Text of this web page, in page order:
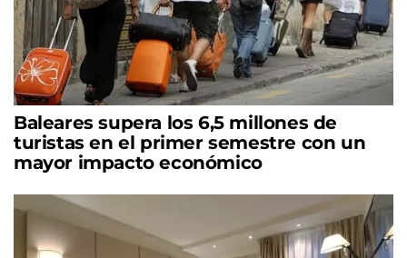
Baleares supera los 6,5 millones de
turistas en el primer semestre con un
mayor impacto económico